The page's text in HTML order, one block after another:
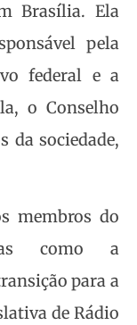
Brasília. Ela
pela
federal e a
o Conselho
da sociedade,
membros do
como a
para a
de Rádio